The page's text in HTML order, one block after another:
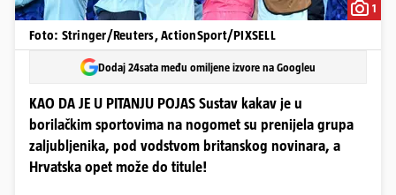
1
Foto: Stringer/Reuters, ActionSport/PIXSELL
Dodaj 24sata među omiljene izvore na Googleu
KAO DA JE U PITANJU POJAS Sustav kakav je u
borilačkim sportovima na nogomet su prenijela grupa
zaljubljenika, pod vodstvom britanskog novinara, a
Hrvatska opet može do titule!